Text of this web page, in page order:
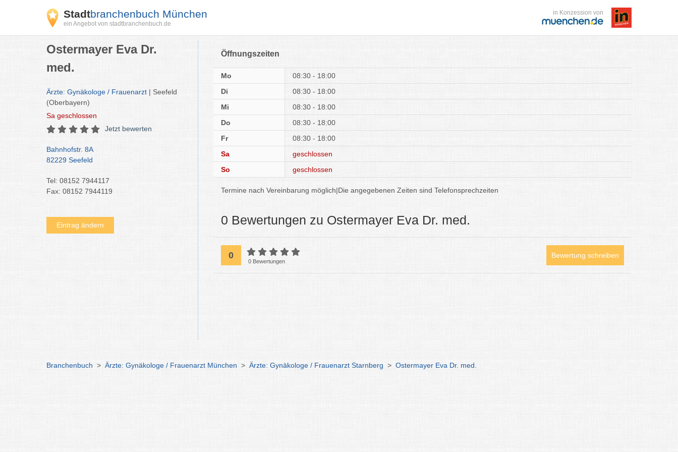
Stadtbranchenbuch München
ein Angebot von stadtbranchenbuch.de
in Konzession von
Ostermayer Eva Dr.
med.
Ärzte: Gynäkologe / Frauenarzt | Seefeld
(Oberbayern)
Sa geschlossen
Jetzt bewerten
Bahnhofstr. 8A
82229 Seefeld
Tel: 08152 7944117
Fax: 08152 7944119
Eintrag ändern
Öffnungszeiten
Mo
08:30 - 18:00
Di
08:30 - 18:00
Mi
08:30 - 18:00
Do
08:30 - 18:00
Fr
08:30 - 18:00
Sa
geschlossen
So
geschlossen
Termine nach Vereinbarung möglich|Die angegebenen Zeiten sind Telefonsprechzeiten
0 Bewertungen zu Ostermayer Eva Dr. med.
0
0 Bewertungen
Bewertung schreiben
Branchenbuch > Ärzte: Gynäkologe / Frauenarzt München > Ärzte: Gynäkologe / Frauenarzt Starnberg > Ostermayer Eva Dr. med.